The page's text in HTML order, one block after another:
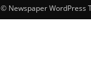
© Newspaper WordPress